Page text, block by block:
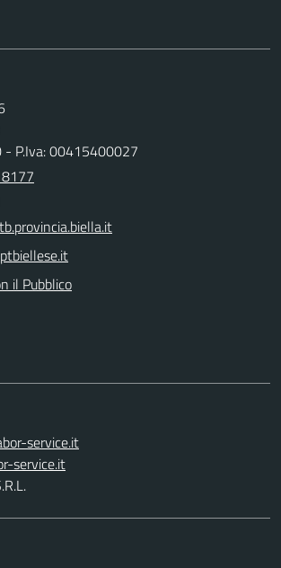
- P.Iva: 00415400027
il Pubblico